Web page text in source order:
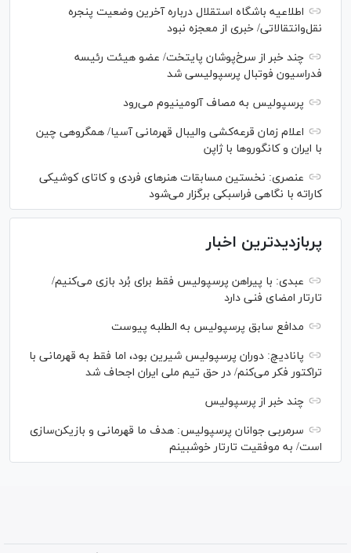
اطلاعیه باشگاه استقلال درباره آخرین وضعیت پنجره
نقل‌وانتقالاتی/ خبری از معجزه نبود
چند خبر از سرخ‌پوشان پایتخت/ عضو هیئت رئیسه
فدراسیون فوتبال پرسپولیسی شد
پرسپولیس به مصاف آلومینیوم می‌رود
اعلام زمان قرعه‌کشی والیبال قهرمانی آسیا/ همگروهی چین
با ایران و کانگورو‌ها با ژاپن
عنصری: نخستین مسابقات هنر‌های فردی و کاتای کوشیکی
کاراته با نگاهی فراسبکی برگزار می‌شود
پربازدیدترین اخبار
عبدی: با پیراهن پرسپولیس فقط برای بُرد بازی می‌کنیم/
تارتار امضای فنی دارد
مدافع سابق پرسپولیس به الطلبه پیوست
پانادیچ: دوران پرسپولیس شیرین بود، اما فقط به قهرمانی با
تراکتور فکر می‌کنم/ در حق تیم ملی ایران اجحاف شد
چند خبر از پرسپولیس
سرمربی جوانان پرسپولیس: هدف ما قهرمانی و بازیکن‌سازی
است/ به موفقیت تارتار خوشبینم